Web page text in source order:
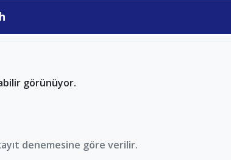
görünüyor.
denemesine göre verilir.